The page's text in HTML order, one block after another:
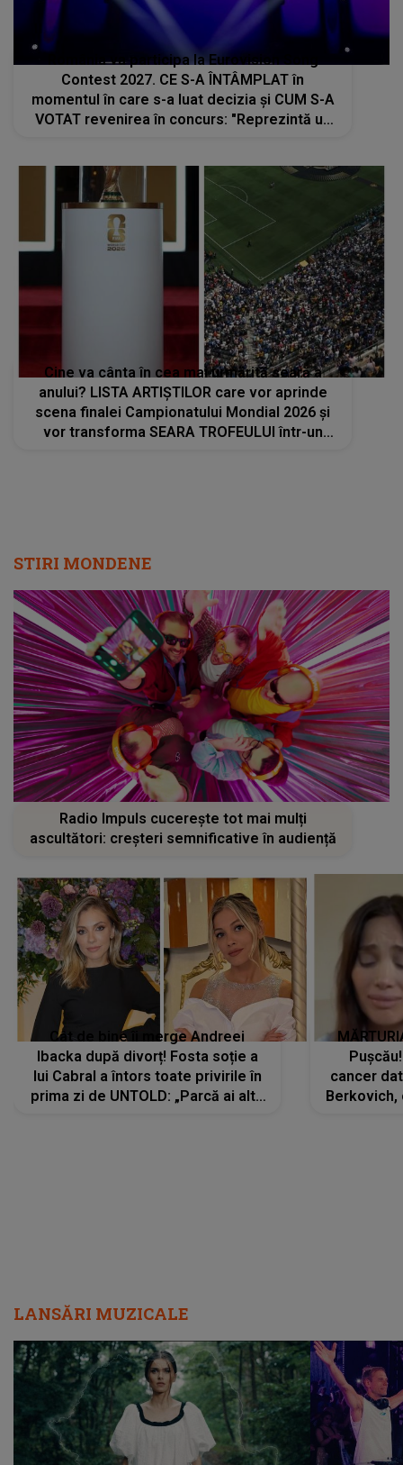
România va participa la Eurovision Song
Contest 2027. CE S-A ÎNTÂMPLAT în
momentul în care s-a luat decizia și CUM S-A
VOTAT revenirea în concurs: "Reprezintă un
Cine va cânta în cea mai urmărită seară a
anului? LISTA ARTIȘTILOR care vor aprinde
scena finalei Campionatului Mondial 2026 și
vor transforma SEARA TROFEULUI într-un
STIRI MONDENE
Radio Impuls cucerește tot mai mulți
ascultători: creșteri semnificative în audiență
Cât de bine îi merge Andreei
Ibacka după divorț! Fosta soție a
lui Cabral a întors toate privirile în
prima zi de UNTOLD: „Parcă ai altă
cancer
LANSĂRI MUZICALE